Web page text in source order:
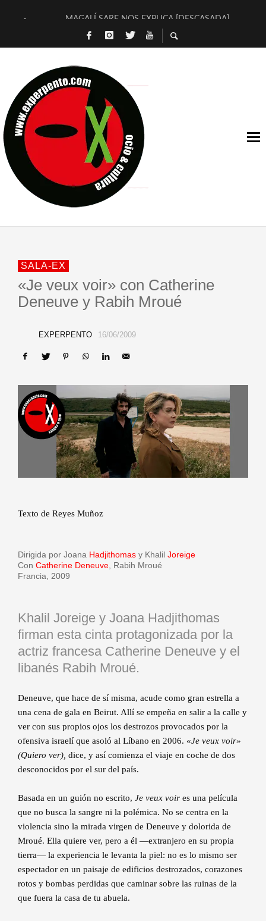
MAGALÍ SARE NOS EXPLICA [DESCASADA]
«NO TENGO PUTOS SUEÑOS»
[LA BOLA NEGRA] DE JAVIER CALVO Y JAVIER AMBROSSI
OSLO OVNIES LLEGAN CORRIENDO A ARANDA
FÉLIX CALVO NOS PRESENTA [LAS PALMERAS] (NOVELA
[EL SER QUERIDO] DE RODRIGO SOROGOYEN
ENTREVISTA A IVÁN HUMANES POR [EL LIBRO ROJO]
ARRABAL, ARRABAL, ARRABAL, ARRABEAUX
SALA-EX
«Je veux voir» con Catherine
Deneuve y Rabih Mroué
EXPERPENTO 16/06/2009
Texto de Reyes Muñoz
Dirigida por Joana Hadjithomas y Khalil Joreige
Con Catherine Deneuve, Rabih Mroué
Francia, 2009
Khalil Joreige y Joana Hadjithomas
firman esta cinta protagonizada por la
actriz francesa Catherine Deneuve y el
libanés Rabih Mroué.
Deneuve, que hace de sí misma, acude como gran estrella a
una cena de gala en Beirut. Allí se empeña en salir a la calle y
ver con sus propios ojos los destrozos provocados por la
ofensiva israelí que asoló al Líbano en 2006. «Je veux voir»
(Quiero ver), dice, y así comienza el viaje en coche de dos
desconocidos por el sur del país.
Basada en un guión no escrito, Je veux voir es una película
que no busca la sangre ni la polémica. No se centra en la
violencia sino la mirada virgen de Deneuve y dolorida de
Mroué. Ella quiere ver, pero a él —extranjero en su propia
tierra— la experiencia le levanta la piel: no es lo mismo ser
espectador en un paisaje de edificios destrozados, corazones
rotos y bombas perdidas que caminar sobre las ruinas de la
que fuera la casa de tu abuela.